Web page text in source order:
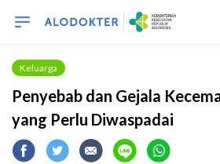
Keluarga
Penyebab dan Gejala
yang Perlu Diwaspadai